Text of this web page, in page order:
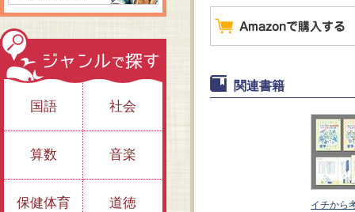
関連書籍
る 哲
イチから
国語 社会
算数 音楽
保健体育 道徳